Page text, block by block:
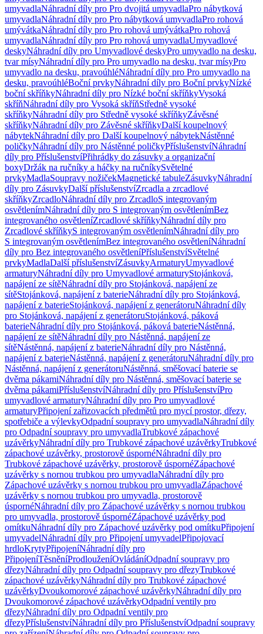
umyvadlaNáhradní díly pro Pro dvojitá umyvadlaPro nábytková
umyvadlaNáhradní díly pro Pro nábytková umyvadlaPro rohová
umývátkaNáhradní díly pro Pro rohová umývátkaPro rohová
umyvadlaNáhradní díly pro Pro rohová umyvadlaUmyvadlové
deskyNáhradní díly pro Umyvadlové deskyPro umyvadlo na desku,
tvar mísyNáhradní díly pro Pro umyvadlo na desku, tvar mísyPro
umyvadlo na desku, pravoúhléNáhradní díly pro Pro umyvadlo na
desku, pravoúhléBoční prvkyNáhradní díly pro Boční prvkyNízké
boční skříňkyNáhradní díly pro Nízké boční skříňkyVysoká
skříňNáhradní díly pro Vysoká skříňStředně vysoké
skříňkyNáhradní díly pro Středně vysoké skříňkyZávěsné
skříňkyNáhradní díly pro Závěsné skříňkyDalší koupelnový
nábytekNáhradní díly pro Další koupelnový nábytekNástěnné
poličkyNáhradní díly pro Nástěnné poličkyPříslušenstvíNáhradní
díly pro PříslušenstvíPřihrádky do zásuvky a organizační
boxyDržák na ručníky a háčky na ručníkySvětelné
prvkyMadlaSoupravy nožičekMagnetické tabuleZásuvkyNáhradní
díly pro ZásuvkyDalší příslušenstvíZrcadla a zrcadlové
skříňkyZrcadloNáhradní díly pro ZrcadloS integrovaným
osvětlenímNáhradní díly pro S integrovaným osvětlenímBez
integrovaného osvětleníZrcadlové skříňkyNáhradní díly pro
Zrcadlové skříňkyS integrovaným osvětlenímNáhradní díly pro
S integrovaným osvětlenímBez integrovaného osvětleníNáhradní
díly pro Bez integrovaného osvětleníPříslušenstvíSvětelné
prvkyMadlaDalší příslušenstvíZásuvkyArmaturyUmyvadlové
armaturyNáhradní díly pro Umyvadlové armaturyStojánková,
napájení ze sítěNáhradní díly pro Stojánková, napájení ze
sítěStojánková, napájení z baterieNáhradní díly pro Stojánková,
napájení z baterieStojánková, napájení z generátoruNáhradní díly
pro Stojánková, napájení z generátoruStojánková, páková
baterieNáhradní díly pro Stojánková, páková baterieNástěnná,
napájení ze sítěNáhradní díly pro Nástěnná, napájení ze
sítěNástěnná, napájení z baterieNáhradní díly pro Nástěnná,
napájení z baterieNástěnná, napájení z generátoruNáhradní díly pro
Nástěnná, napájení z generátoruNástěnná, směšovací baterie se
dvěma pákamiNáhradní díly pro Nástěnná, směšovací baterie se
dvěma pákamiPříslušenstvíNáhradní díly pro PříslušenstvíPro
umyvadlové armaturyNáhradní díly pro Pro umyvadlové
armaturyPřipojení zařizovacích předmětů pro mycí prostor, dřezy,
spotřebiče a výlevkyOdpadní soupravy pro umyvadlaNáhradní díly
pro Odpadní soupravy pro umyvadlaTrubkové zápachové
uzávěrkyNáhradní díly pro Trubkové zápachové uzávěrkyTrubkové
zápachové uzávěrky, prostorově úspornéNáhradní díly pro
Trubkové zápachové uzávěrky, prostorově úspornéZápachové
uzávěrky s nornou trubkou pro umyvadlaNáhradní díly pro
Zápachové uzávěrky s nornou trubkou pro umyvadlaZápachové
uzávěrky s nornou trubkou pro umyvadla, prostorově
úspornéNáhradní díly pro Zápachové uzávěrky s nornou trubkou
pro umyvadla, prostorově úspornéZápachové uzávěrky pod
omítkuNáhradní díly pro Zápachové uzávěrky pod omítkuPřipojení
umyvadelNáhradní díly pro Připojení umyvadelPřipojovací
hrdloKrytyPřipojeníNáhradní díly pro
PřipojeníTěsněníProdlouženíOvládáníOdpadní soupravy pro
dřezyNáhradní díly pro Odpadní soupravy pro dřezyTrubkové
zápachové uzávěrkyNáhradní díly pro Trubkové zápachové
uzávěrkyDvoukomorové zápachové uzávěrkyNáhradní díly pro
Dvoukomorové zápachové uzávěrkyOdpadní ventily pro
dřezyNáhradní díly pro Odpadní ventily pro
dřezyPříslušenstvíNáhradní díly pro PříslušenstvíOdpadní soupravy